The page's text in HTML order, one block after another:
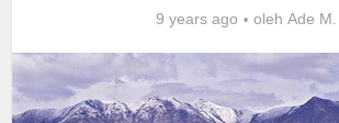
9 years ago oleh Ade M.